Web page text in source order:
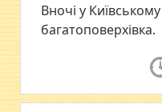
Вночі у
багатоповерхівка.